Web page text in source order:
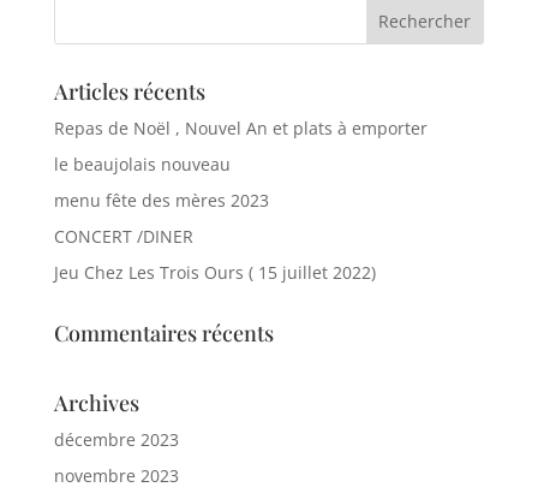
Articles récents
Repas de Noël , Nouvel An et plats à emporter
le beaujolais nouveau
menu fête des mères 2023
CONCERT /DINER
Jeu Chez Les Trois Ours ( 15 juillet 2022)
Commentaires récents
Archives
décembre 2023
novembre 2023